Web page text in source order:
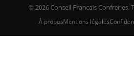
© 2026 Conseil Francais Confreries.
À proposMentions légales